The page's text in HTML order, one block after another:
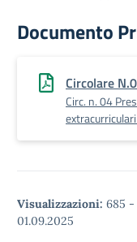
Documento
Circolare
Circ. n. 04
Visualizzazioni: 685 -
01.09.2025